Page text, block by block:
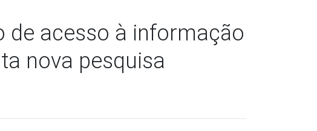
de acesso à informação
nova pesquisa